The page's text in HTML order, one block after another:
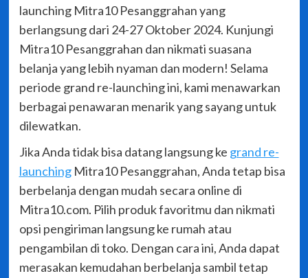
launching Mitra10 Pesanggrahan yang
berlangsung dari 24-27 Oktober 2024. Kunjungi
Mitra10 Pesanggrahan dan nikmati suasana
belanja yang lebih nyaman dan modern! Selama
periode grand re-launching ini, kami menawarkan
berbagai penawaran menarik yang sayang untuk
dilewatkan.
Jika Anda tidak bisa datang langsung ke grand re-
launchingMitra10 Pesanggrahan, Anda tetap bisa
berbelanja dengan mudah secara online di
Mitra10.com. Pilih produk favoritmu dan nikmati
opsi pengiriman langsung ke rumah atau
pengambilan di toko. Dengan cara ini, Anda dapat
merasakan kemudahan berbelanja sambil tetap